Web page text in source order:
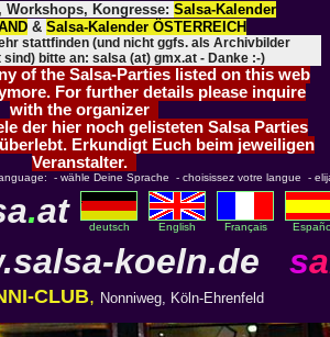
Workshops, Kongresse: Salsa-Kalender
& Salsa-Kalender ÖSTERREICH
stattfinden (und nicht ggfs. als Archivbilder
bitte an: salsa (at) gmx.at - Danke :-)
of the Salsa-Parties listed on this web
For further details please inquire
with the organizer
der hier noch gelisteten Salsa Parties
Erkundigt Euch beim jeweiligen
Veranstalter.
- wähle Deine Sprache - choisissez votre langue -
.at deutsch English Français
salsa-koeln.de sa
CLUB, Nonniweg, Köln-Ehrenfeld